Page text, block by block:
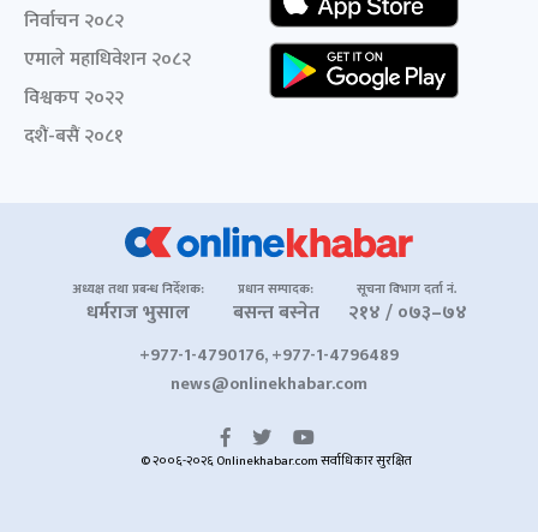
निर्वाचन २०८२
एमाले महाधिवेशन २०८२
विश्वकप २०२२
दशैं-बसैं २०८१
अध्यक्ष तथा प्रबन्ध निर्देशक:
धर्मराज भुसाल
प्रधान सम्पादक:
बसन्त बस्नेत
सूचना विभाग दर्ता नं.
२१४ / ०७३–७४
+977-1-4790176, +977-1-4796489
news@onlinekhabar.com
© २००६-२०२६ Onlinekhabar.com सर्वाधिकार सुरक्षित